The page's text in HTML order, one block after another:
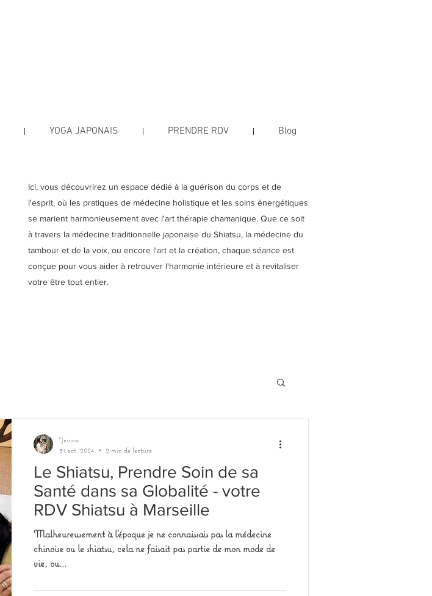
YOGA JAPONAIS PRENDRE RDV Blog
Ici, vous découvrirez un espace dédié à la guérison du corps et de
l'esprit, où les pratiques de médecine holistique et les soins énergétiques
se marient harmonieusement avec l'art thérapie chamanique. Que ce soit
à travers la médecine traditionnelle japonaise du Shiatsu, la médecine du
tambour et de la voix, ou encore l'art et la création, chaque séance est
conçue pour vous aider à retrouver l'harmonie intérieure et à revitaliser
votre être tout entier.
Le Shiatsu, Prendre Soin de sa
Santé dans sa Globalité - votre
RDV Shiatsu à Marseille
Malheureusement à l'époque je ne connaissais pas la médecine
chinoise ou le shiatsu, cela ne faisait pas partie de mon mode de
vie, ou...
Jessica
31 oct. 2024
2 min de lecture